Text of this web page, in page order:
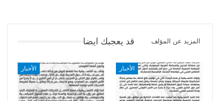
قد يعجبك ايضا المزيد عن المؤلف
الأخبار الأخبار